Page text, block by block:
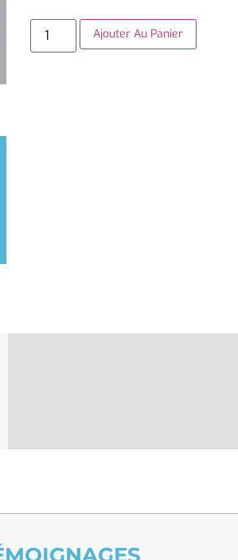
Ajouter Au Panier